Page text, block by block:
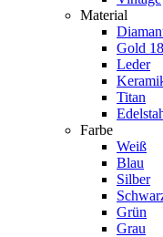
Material
Gold
Leder
Titan
Farbe
Weiß
Blau
Silber
Grün
Grau